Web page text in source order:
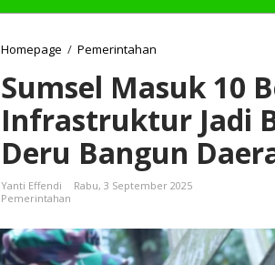
Homepage / Pemerintahan
m
s
e
l
M
a
s
1
Sumsel Masuk 10
Infrastruktur Jadi
Deru Bangun
Yanti Effendi
Rabu, 3 September 2025
Pemerintahan